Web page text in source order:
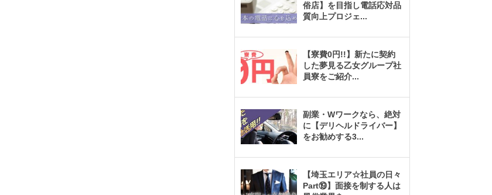
俗店】を目指し電話応対品
質向上プロジェ...
【寮費0円!!】新たに契約
した夢見る乙女グループ社
員寮をご紹介...
副業・Wワークなら、絶対
に【デリヘルドライバー】
をお勧めする3...
【埼玉エリア☆社員の日々
Part⑲】面接を制する人は